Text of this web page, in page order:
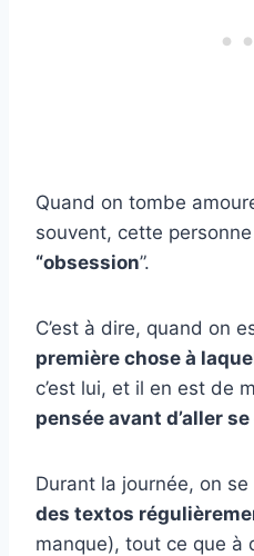
Quand on tombe
souvent, cette
“obsession”.
C’est à dire, quand on
première chose à
c’est lui, et il en est de
pensée avant d’aller
Durant la journée, on
des textos
manque), tout ce que à